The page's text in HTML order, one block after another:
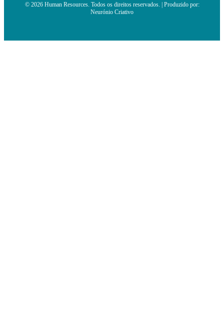
© 2026 Human Resources. Todos os direitos reservados. | Produzido por:
Neurónio Criativo